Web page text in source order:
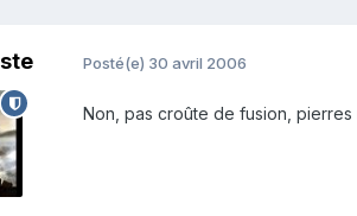
Posté(e) 30 avril 2006
Non, pas croûte de fusion, pierres